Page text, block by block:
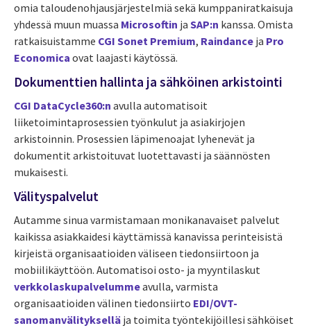
omia taloudenohjausjärjestelmiä sekä kumppaniratkaisuja
yhdessä muun muassa Microsoftin ja SAP:n kanssa. Omista
ratkaisuistamme CGI Sonet Premium, Raindance ja Pro
Economica ovat laajasti käytössä.
Dokumenttien hallinta ja sähköinen arkistointi
CGI DataCycle360:n avulla automatisoit
liiketoimintaprosessien työnkulut ja asiakirjojen
arkistoinnin. Prosessien läpimenoajat lyhenevät ja
dokumentit arkistoituvat luotettavasti ja säännösten
mukaisesti.
Välityspalvelut
Autamme sinua varmistamaan monikanavaiset palvelut
kaikissa asiakkaidesi käyttämissä kanavissa perinteisistä
kirjeistä organisaatioiden väliseen tiedonsiirtoon ja
mobiilikäyttöön. Automatisoi osto- ja myyntilaskut
verkkolaskupalvelummeavulla, varmista
organisaatioiden välinen tiedonsiirto EDI/OVT-
sanomanvälityksellä ja toimita työntekijöillesi sähköiset